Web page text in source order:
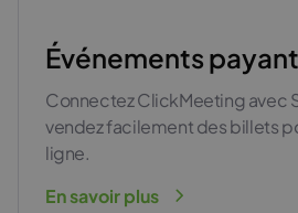
Événements
Connectez ClickMeeting avec
vendez facilement des billets
ligne.
En savoir plus